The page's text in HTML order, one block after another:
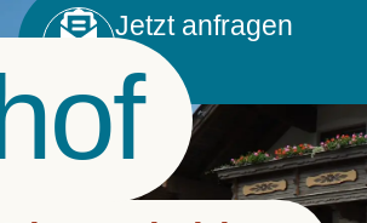
Jetzt anfragen